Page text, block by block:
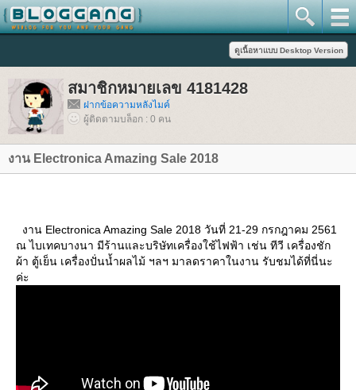
สมาชิกหมายเลข 4181428
ฝากข้อความหลังไมค์
ผู้ติดตามบล็อก : 0 คน
งาน Electronica Amazing Sale 2018
งาน Electronica Amazing Sale 2018 วันที่ 21-29 กรกฎาคม 2561
ณ ไบเทคบางนา มีร้านและบริษัทเครื่องใช้ไฟฟ้า เช่น ทีวี เครื่องชัก
ผ้า ตู้เย็น เครื่องปั่นน้ำผลไม้ ฯลฯ มาลดราคาในงาน รับชมได้ที่นี่นะ
ค่ะ